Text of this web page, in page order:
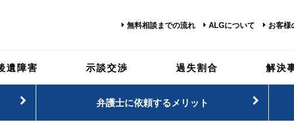
無料相談までの流れ ALGについて お客様
遺障害 示談交渉 過失割合 解決
弁護士に依頼するメリット